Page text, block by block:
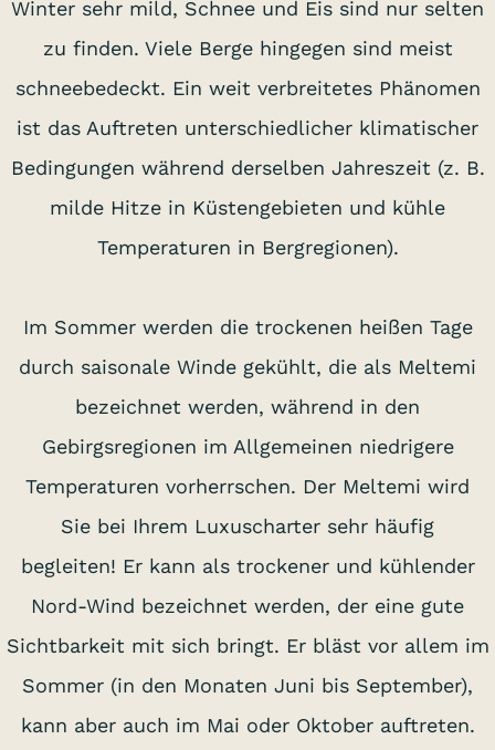
Winter sehr mild, Schnee und Eis sind nur selten
zu finden. Viele Berge hingegen sind meist
schneebedeckt. Ein weit verbreitetes Phänomen
ist das Auftreten unterschiedlicher klimatischer
Bedingungen während derselben Jahreszeit (z. B.
milde Hitze in Küstengebieten und kühle
Temperaturen in Bergregionen).
Im Sommer werden die trockenen heißen Tage
durch saisonale Winde gekühlt, die als Meltemi
bezeichnet werden, während in den
Gebirgsregionen im Allgemeinen niedrigere
Temperaturen vorherrschen. Der Meltemi wird
Sie bei Ihrem Luxuscharter sehr häufig
begleiten! Er kann als trockener und kühlender
Nord-Wind bezeichnet werden, der eine gute
Sichtbarkeit mit sich bringt. Er bläst vor allem im
Sommer (in den Monaten Juni bis September),
kann aber auch im Mai oder Oktober auftreten.